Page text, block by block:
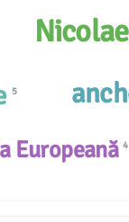
Europeană4
5